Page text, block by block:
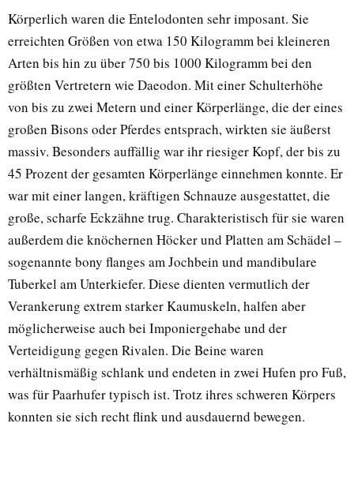
Körperlich waren die Entelodonten sehr imposant. Sie
erreichten Größen von etwa 150 Kilogramm bei kleineren
Arten bis hin zu über 750 bis 1000 Kilogramm bei den
größten Vertretern wie Daeodon. Mit einer Schulterhöhe
von bis zu zwei Metern und einer Körperlänge, die der eines
großen Bisons oder Pferdes entsprach, wirkten sie äußerst
massiv. Besonders auffällig war ihr riesiger Kopf, der bis zu
45 Prozent der gesamten Körperlänge einnehmen konnte. Er
war mit einer langen, kräftigen Schnauze ausgestattet, die
große, scharfe Eckzähne trug. Charakteristisch für sie waren
außerdem die knöchernen Höcker und Platten am Schädel –
sogenannte bony flanges am Jochbein und mandibulare
Tuberkel am Unterkiefer. Diese dienten vermutlich der
Verankerung extrem starker Kaumuskeln, halfen aber
möglicherweise auch bei Imponiergehabe und der
Verteidigung gegen Rivalen. Die Beine waren
verhältnismäßig schlank und endeten in zwei Hufen pro Fuß,
was für Paarhufer typisch ist. Trotz ihres schweren Körpers
konnten sie sich recht flink und ausdauernd bewegen.